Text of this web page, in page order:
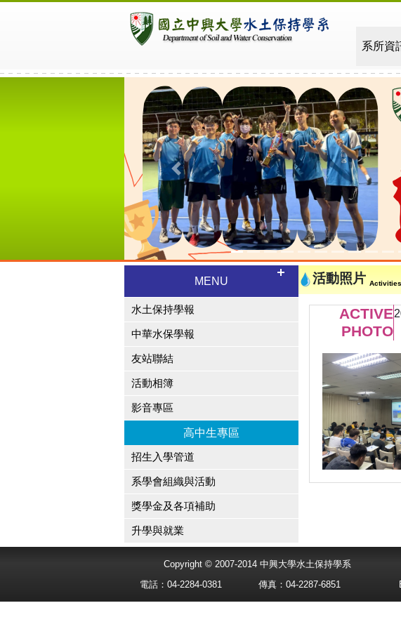
系所資
Previous
MENU
水土保持學報
中華水保學報
友站聯結
活動相簿
影音專區
高中生專區
招生入學管道
系學會組織與活動
獎學金及各項補助
升學與就業
活動照片 Activities
ACTIVE
PHOTO
Copyright © 2007-2014 中興大學水土保持學系
電話：04-2284-0381
傳真：04-2287-6851